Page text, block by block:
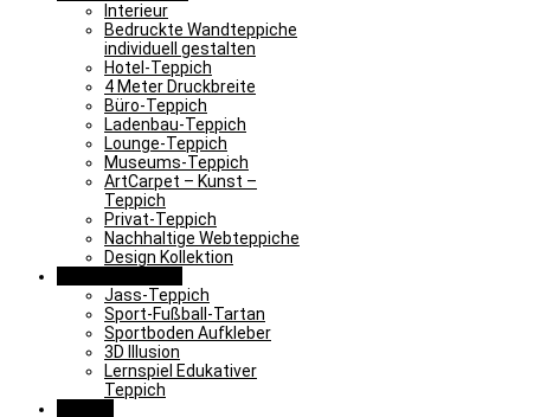
Interieur
Bedruckte Wandteppiche
individuell gestalten
Hotel-Teppich
4 Meter Druckbreite
Büro-Teppich
Ladenbau-Teppich
Lounge-Teppich
Museums-Teppich
ArtCarpet – Kunst –
Teppich
Privat-Teppich
Nachhaltige Webteppiche
Design Kollektion
Jass-Teppich
Sport-Fußball-Tartan
Sportboden Aufkleber
3D Illusion
Lernspiel Edukativer
Teppich